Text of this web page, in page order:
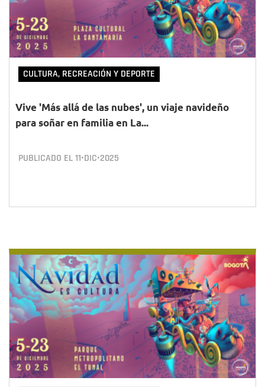
CULTURA, RECREACIÓN Y DEPORTE
Vive 'Más allá de las nubes', un viaje navideño
para soñar en familia en La...
PUBLICADO EL11•DIC•2025